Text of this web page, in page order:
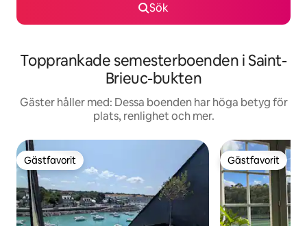
Sök
Topprankade semesterboenden i Saint-
Brieuc-bukten
Gäster håller med: Dessa boenden har höga betyg för
plats, renlighet och mer.
Gästfavorit
Gästfavorit Gästfavorit
Gästfavorit